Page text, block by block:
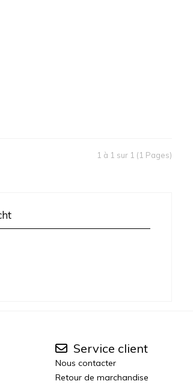
1 à 1 sur 1 (1 Pages)
Service client
Nous contacter
Retour de marchandise